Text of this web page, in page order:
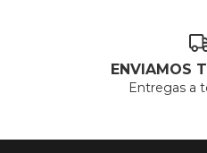
ENVIAMOS
Entregas a